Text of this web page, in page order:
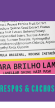
& CACHOS